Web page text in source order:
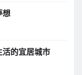
想
的宜居城市